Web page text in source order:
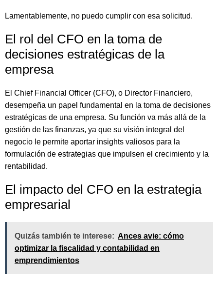
Lamentablemente, no puedo cumplir con esa solicitud.
El rol del CFO en la toma de
decisiones estratégicas de la
empresa
El Chief Financial Officer (CFO), o Director Financiero,
desempeña un papel fundamental en la toma de decisiones
estratégicas de una empresa. Su función va más allá de la
gestión de las finanzas, ya que su visión integral del
negocio le permite aportar insights valiosos para la
formulación de estrategias que impulsen el crecimiento y la
rentabilidad.
El impacto del CFO en la estrategia
empresarial
Quizás también te interese: Ances avie: cómo
optimizar la fiscalidad y contabilidad en
emprendimientos